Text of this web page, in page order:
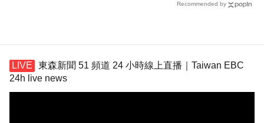
Recommended by
東森新聞 51 頻道 24 小時線上直播｜Taiwan EBC
24h live news